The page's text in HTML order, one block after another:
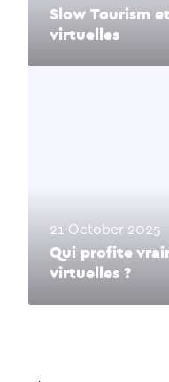
Slow Tourism
virtuelles
21 October 2025
Qui profite
virtuelles ?